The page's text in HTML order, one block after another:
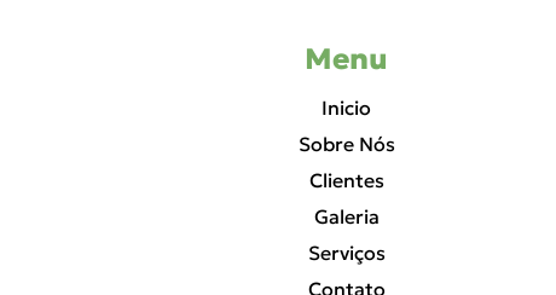
Menu
Inicio
Sobre Nós
Clientes
Galeria
Serviços
Contato